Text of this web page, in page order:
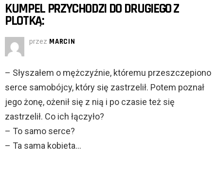
KUMPEL PRZYCHODZI DO DRUGIEGO Z
PLOTKĄ:
przez MARCIN
– Słyszałem o mężczyźnie, któremu przeszczepiono
serce samobójcy, który się zastrzelił. Potem poznał
jego żonę, ożenił się z nią i po czasie też się
zastrzelił. Co ich łączyło?
– To samo serce?
– Ta sama kobieta…